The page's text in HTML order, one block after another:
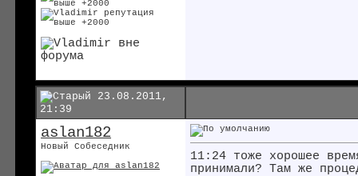
23.08.2011,
21:39
aslan182
Новый Собеседник
11:24 тоже хорошее
принимали? Там же